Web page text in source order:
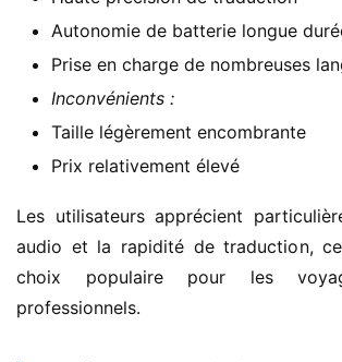
Autonomie de batterie longue
Prise en charge de nombreuses
Inconvénients :
Taille légèrement encombrante
Prix relativement élevé
Les utilisateurs apprécient
audio et la rapidité de traduction,
choix populaire pour les
professionnels.